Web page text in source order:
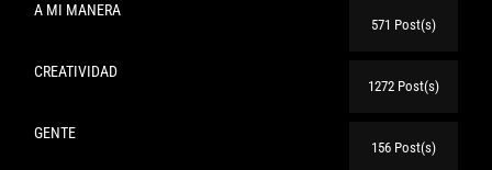
A MI MANERA
571 Post(s)
CREATIVIDAD
1272 Post(s)
GENTE
156 Post(s)